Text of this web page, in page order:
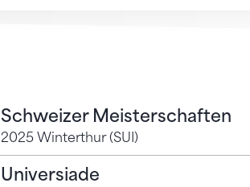
Schweizer Meisterschaften
2025 Winterthur (SUI)
Universiade